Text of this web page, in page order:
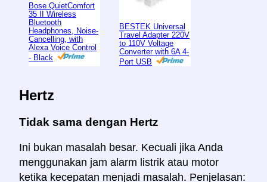
Bose QuietComfort
35 II Wireless
Bluetooth
Headphones, Noise-
Cancelling, with
Alexa Voice Control
- Black
BESTEK Universal
Travel Adapter 220V
to 110V Voltage
Converter with 6A 4-
Port USB
Hertz
Tidak sama dengan Hertz
Ini bukan masalah besar. Kecuali jika Anda
menggunakan jam alarm listrik atau motor
ketika kecepatan menjadi masalah. Penjelasan: